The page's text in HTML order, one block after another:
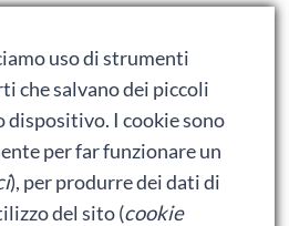
del film
dei Transformers
uso di strumenti
che salvano dei piccoli
dispositivo. I cookie sono
per far funzionare un
), per produrre dei dati di
del sito (cookie